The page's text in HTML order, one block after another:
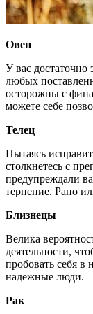
Овен
У вас достаточно
любых
осторожны с
можете себе
Телец
Пытаясь
столкнетесь с
предупреждали
терпение. Рано
Близнецы
Велика
деятельности,
пробовать себя в
надежные люди.
Рак